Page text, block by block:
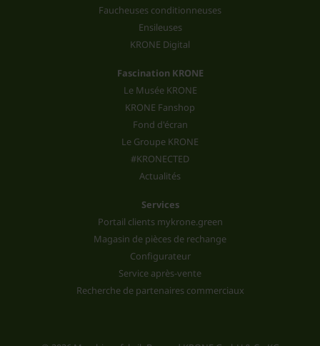
Faucheuses conditionneuses
Ensileuses
KRONE Digital
Fascination KRONE
Le Musée KRONE
KRONE Fanshop
Fond d'écran
Le Groupe KRONE
#KRONECTED
Actualités
Services
Portail clients mykrone.green
Magasin de pièces de rechange
Configurateur
Service après-vente
Recherche de partenaires commerciaux